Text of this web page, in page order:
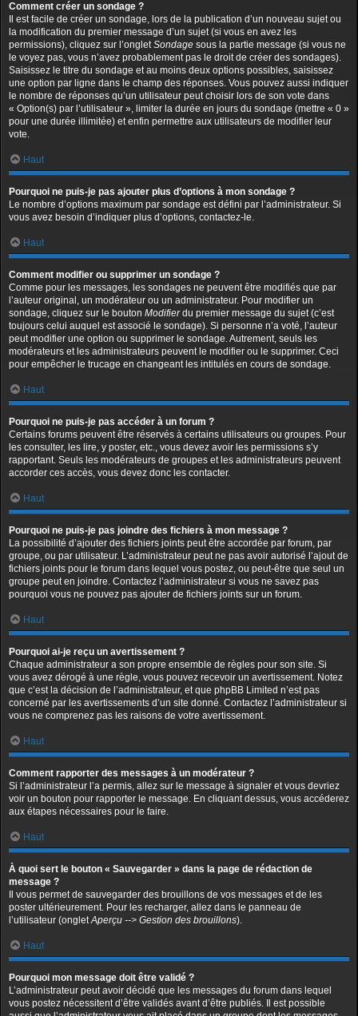
Comment créer un sondage ?
Il est facile de créer un sondage, lors de la publication d’un nouveau sujet ou
la modification du premier message d’un sujet (si vous en avez les
permissions), cliquez sur l’ongletSondage sous la partie message (si vous ne
le voyez pas, vous n’avez probablement pas le droit de créer des sondages).
Saisissez le titre du sondage et au moins deux options possibles, saisissez
une option par ligne dans le champ des réponses. Vous pouvez aussi indiquer
le nombre de réponses qu’un utilisateur peut choisir lors de son vote dans
« Option(s) par l’utilisateur », limiter la durée en jours du sondage (mettre « 0 »
pour une durée illimitée) et enfin permettre aux utilisateurs de modifier leur
vote.
Haut
Pourquoi ne puis-je pas ajouter plus d’options à mon sondage ?
Le nombre d’options maximum par sondage est défini par l’administrateur. Si
vous avez besoin d’indiquer plus d’options, contactez-le.
Haut
Comment modifier ou supprimer un sondage ?
Comme pour les messages, les sondages ne peuvent être modifiés que par
l’auteur original, un modérateur ou un administrateur. Pour modifier un
sondage, cliquez sur le bouton Modifierdu premier message du sujet (c’est
toujours celui auquel est associé le sondage). Si personne n’a voté, l’auteur
peut modifier une option ou supprimer le sondage. Autrement, seuls les
modérateurs et les administrateurs peuvent le modifier ou le supprimer. Ceci
pour empêcher le trucage en changeant les intitulés en cours de sondage.
Haut
Pourquoi ne puis-je pas accéder à un forum ?
Certains forums peuvent être réservés à certains utilisateurs ou groupes. Pour
les consulter, les lire, y poster, etc., vous devez avoir les permissions s’y
rapportant. Seuls les modérateurs de groupes et les administrateurs peuvent
accorder ces accès, vous devez donc les contacter.
Haut
Pourquoi ne puis-je pas joindre des fichiers à mon message ?
La possibilité d’ajouter des fichiers joints peut être accordée par forum, par
groupe, ou par utilisateur. L’administrateur peut ne pas avoir autorisé l’ajout de
fichiers joints pour le forum dans lequel vous postez, ou peut-être que seul un
groupe peut en joindre. Contactez l’administrateur si vous ne savez pas
pourquoi vous ne pouvez pas ajouter de fichiers joints sur un forum.
Haut
Pourquoi ai-je reçu un avertissement ?
Chaque administrateur a son propre ensemble de règles pour son site. Si
vous avez dérogé à une règle, vous pouvez recevoir un avertissement. Notez
que c’est la décision de l’administrateur, et que phpBB Limited n’est pas
concerné par les avertissements d’un site donné. Contactez l’administrateur si
vous ne comprenez pas les raisons de votre avertissement.
Haut
Comment rapporter des messages à un modérateur ?
Si l’administrateur l’a permis, allez sur le message à signaler et vous devriez
voir un bouton pour rapporter le message. En cliquant dessus, vous accéderez
aux étapes nécessaires pour le faire.
Haut
À quoi sert le bouton « Sauvegarder » dans la page de rédaction de
message ?
Il vous permet de sauvegarder des brouillons de vos messages et de les
poster ultérieurement. Pour les recharger, allez dans le panneau de
l’utilisateur (ongletAperçu --> Gestion des brouillons).
Haut
Pourquoi mon message doit être validé ?
L’administrateur peut avoir décidé que les messages du forum dans lequel
vous postez nécessitent d’être validés avant d’être publiés. Il est possible